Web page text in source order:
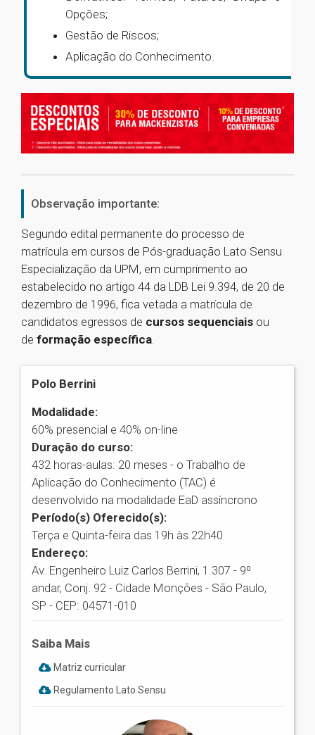
Opções;
Gestão de Riscos;
Aplicação do Conhecimento.
Observação importante:
Segundo edital permanente do processo de
matrícula em cursos de Pós-graduação Lato Sensu
Especialização da UPM, em cumprimento ao
estabelecido no artigo 44 da LDB Lei 9.394, de 20 de
dezembro de 1996, fica vetada a matrícula de
candidatos egressos de cursos sequenciais ou
de formação específica.
Polo Berrini
Modalidade:
60% presencial e 40% on-line
Duração do curso:
432 horas-aulas: 20 meses - o Trabalho de
Aplicação do Conhecimento (TAC) é
desenvolvido na modalidade EaD assíncrono
Período(s) Oferecido(s):
Terça e Quinta-feira das 19h às 22h40
Endereço:
Av. Engenheiro Luiz Carlos Berrini, 1.307 - 9º
andar, Conj. 92 - Cidade Monções - São Paulo,
SP - CEP: 04571-010
Saiba Mais
Matriz curricular
Regulamento Lato Sensu